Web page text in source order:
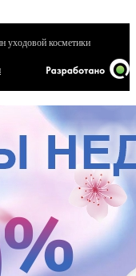
уходовой косметики